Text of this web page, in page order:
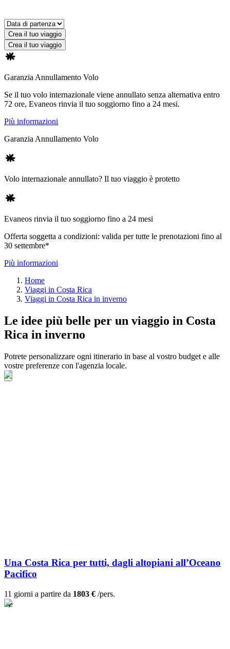
Crea il tuo viaggio
Crea il tuo viaggio
Garanzia Annullamento Volo
Se il tuo volo internazionale viene annullato senza alternativa entro
72 ore, Evaneos rinvia il tuo soggiorno fino a 24 mesi.
Più informazioni
Garanzia Annullamento Volo
Volo internazionale annullato? Il tuo viaggio è protetto
Evaneos rinvia il tuo soggiorno fino a 24 mesi
Offerta soggetta a condizioni: valida per tutte le prenotazioni fino al
30 settembre*
Più informazioni
Home
Viaggi in Costa Rica
Viaggi in Costa Rica in inverno
Le idee più belle per un viaggio in Costa
Rica in inverno
Potrete personalizzare ogni itinerario in base al vostro budget e alle
vostre preferenze con l'agenzia locale.
Una Costa Rica per tutti, dagli altopiani all’Oceano
Pacifico
11 giorni a partire da 1803 € /pers.